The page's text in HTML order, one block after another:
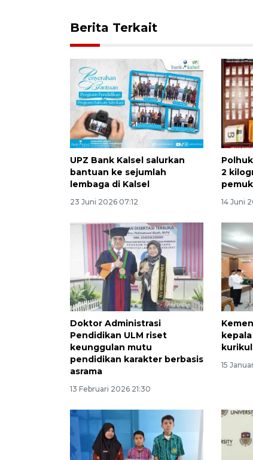
Berita Terkait
UPZ Bank Kalsel salurkan
bantuan ke sejumlah
lembaga di Kalsel
23 Juni 2026 07:12
2
14 Juni
Doktor Administrasi
Pendidikan ULM riset
keunggulan mutu
pendidikan karakter berbasis
asrama
13 Februari 2026 21:30
15